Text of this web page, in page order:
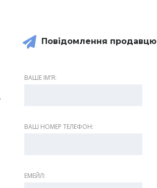
Повідомлення продавцю
ВАШЕ ІМʼЯ:
ВАШ НОМЕР ТЕЛЕФОН:
ЕМЕЙЛ: